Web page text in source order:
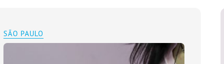
SÃO PAULO